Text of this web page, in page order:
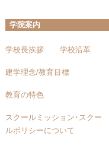
学院案内
学校長挨拶 学校沿革
建学理念/教育目標
教育の特色
スクールミッション･スクー
ルポリシーについて